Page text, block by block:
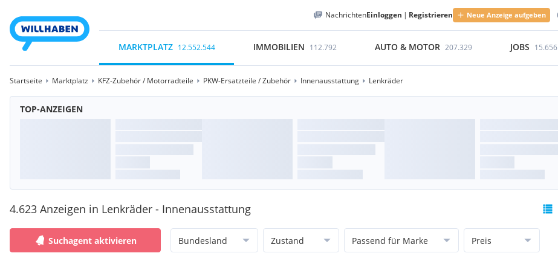
NachrichtenEinloggen | Registrieren Neue Anzeige aufgeben
MARKTPLATZ 12.552.544 IMMOBILIEN 112.792 AUTO & MOTOR 207.329 JOBS 15.656
Startseite Marktplatz KFZ-Zubehör / Motorradteile PKW-Ersatzteile / Zubehör Innenausstattung Lenkräder
TOP-ANZEIGEN
4.623 Anzeigen in Lenkräder - Innenausstattung
Suchagent aktivieren Bundesland Zustand Passend für Marke Preis